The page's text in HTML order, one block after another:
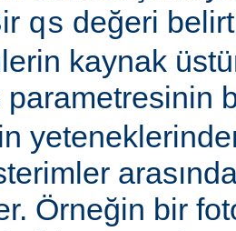
qs değeri
kaynak
parametresinin
Örneğin bir